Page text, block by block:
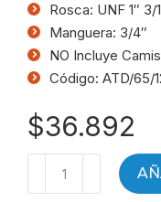
Rosca: UNF 1″ 3/
Manguera: 3/4″
NO Incluye
Código: ATD/65/
$36.892